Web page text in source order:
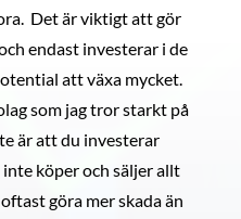
Det är viktigt att gör
endast investerar i de
att växa mycket.
som jag tror starkt på
är att du investerar
köper och säljer allt
göra mer skada än